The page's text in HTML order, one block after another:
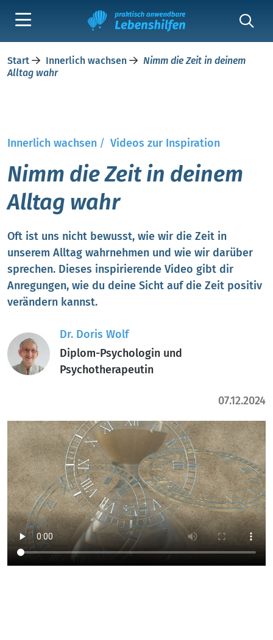
Start Innerlich wachsen
Nimm die Zeit in deinem
Alltag wahr
Innerlich wachsen / Videos zur Inspiration
Nimm die Zeit in deinem
Alltag wahr
Oft ist uns nicht bewusst, wie wir die Zeit in
unserem Alltag wahrnehmen und wie wir darüber
sprechen. Dieses inspirierende Video gibt dir
Anregungen, wie du deine Sicht auf die Zeit positiv
verändern kannst.
Dr. Doris Wolf
Diplom-Psychologin und
Psychotherapeutin
07.12.2024